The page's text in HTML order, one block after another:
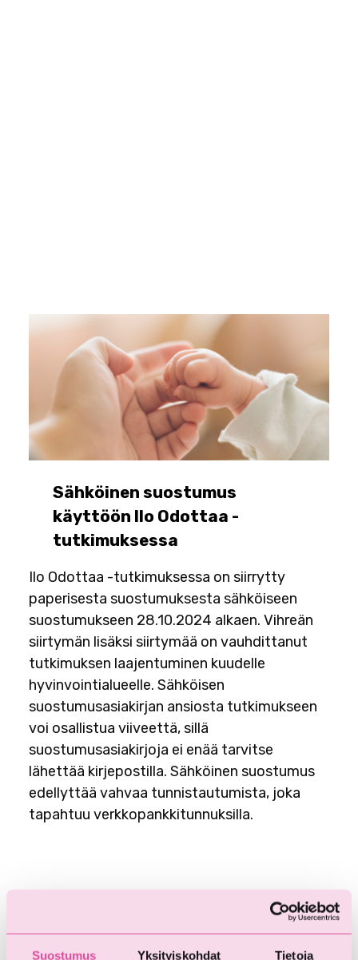
Suostumus Yksityiskohdat Tietoja
Sähköinen suostumus
käyttöön Ilo Odottaa -
tutkimuksessa
Ilo Odottaa -tutkimuksessa on siirrytty
paperisesta suostumuksesta sähköiseen
suostumukseen 28.10.2024 alkaen. Vihreän
siirtymän lisäksi siirtymää on vauhdittanut
tutkimuksen laajentuminen kuudelle
hyvinvointialueelle. Sähköisen
suostumusasiakirjan ansiosta tutkimukseen
voi osallistua viiveettä, sillä
suostumusasiakirjoja ei enää tarvitse
lähettää kirjepostilla. Sähköinen suostumus
edellyttää vahvaa tunnistautumista, joka
tapahtuu verkkopankkitunnuksilla.